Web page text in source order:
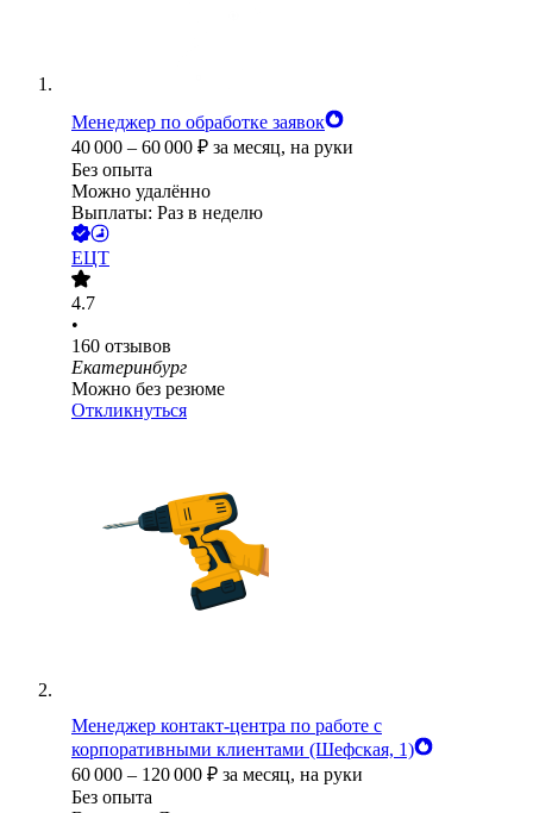
Менеджер по обработке заявок
40 000 – 60 000 ₽ за месяц, на руки
Без опыта
Можно удалённо
Выплаты: Раз в неделю
ЕЦТ
4.7
•
160 отзывов
Екатеринбург
Можно без резюме
Откликнуться
Менеджер контакт-центра по работе с
корпоративными клиентами (Шефская, 1)
60 000 – 120 000 ₽ за месяц, на руки
Без опыта